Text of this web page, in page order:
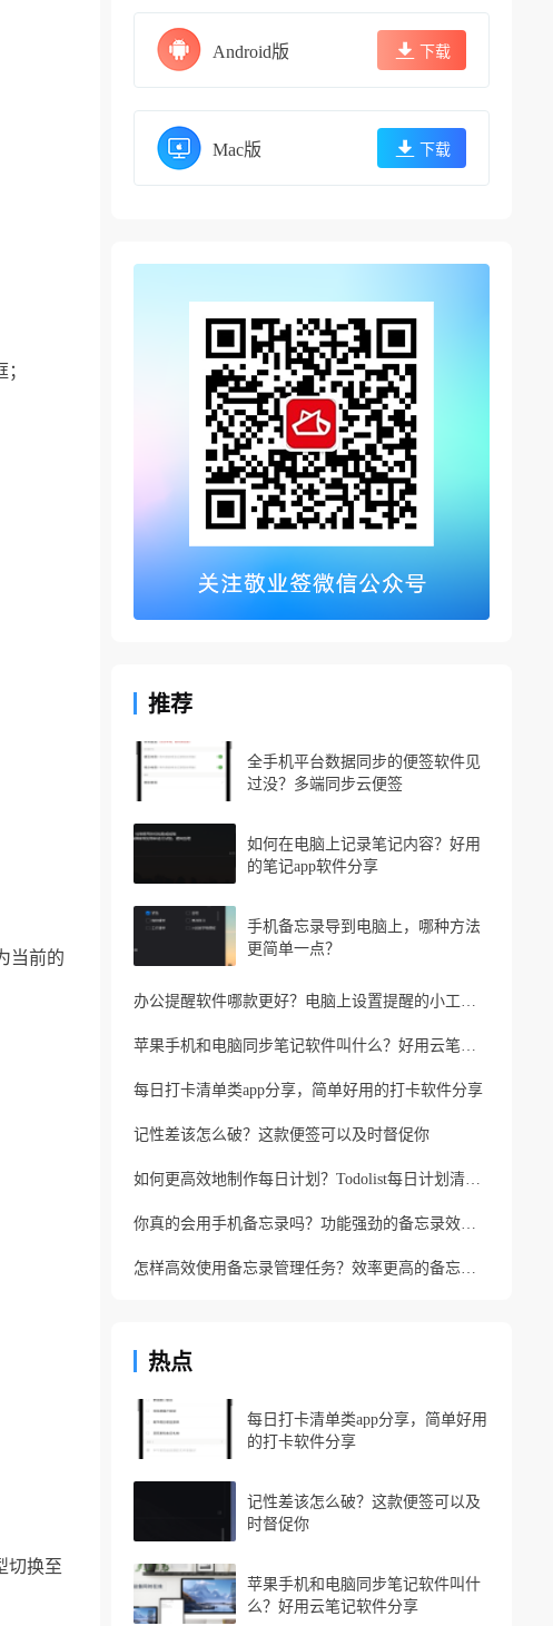
当前的
切换至
Android版 下载
Mac版 下载
推荐
全手机平台数据同步的便签软件见
过没？多端同步云便签
如何在电脑上记录笔记内容？好用
的笔记app软件分享
手机备忘录导到电脑上，哪种方法
更简单一点？
办公提醒软件哪款更好？电脑上设置提醒的小工具推荐
苹果手机和电脑同步笔记软件叫什么？好用云笔记软件分享
每日打卡清单类app分享，简单好用的打卡软件分享
记性差该怎么破？这款便签可以及时督促你
如何更高效地制作每日计划？Todolist每日计划清单制作方法
你真的会用手机备忘录吗？功能强劲的备忘录效率工具
怎样高效使用备忘录管理任务？效率更高的备忘录app
热点
每日打卡清单类app分享，简单好用
的打卡软件分享
记性差该怎么破？这款便签可以及
时督促你
苹果手机和电脑同步笔记软件叫什
么？好用云笔记软件分享